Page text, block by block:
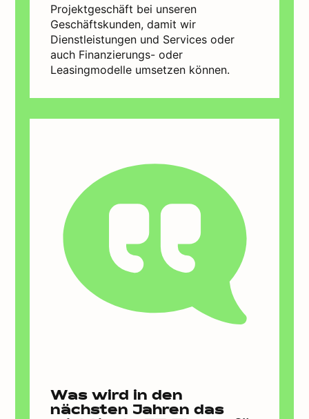
Projektgeschäft bei unseren
Geschäftskunden, damit wir
Dienstleistungen und Services oder
auch Finanzierungs- oder
Leasingmodelle umsetzen können.
Was wird in den
nächsten Jahren das